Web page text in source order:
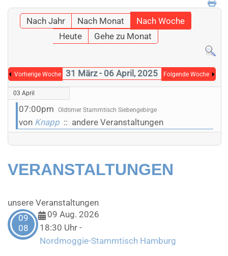
Nach Jahr Nach Monat
Nach Woche
Heute
Gehe zu Monat
Vorherige Woche 31 März - 06 April, 2025 Folgende Woche
03 April
07:00pm Oldtimer Stammtisch Siebengebirge
von Knapp :: andere Veranstaltungen
VERANSTALTUNGEN
unsere Veranstaltungen
09
08
09 Aug. 2026
18:30 Uhr -
Nordmoggie-Stammtisch Hamburg